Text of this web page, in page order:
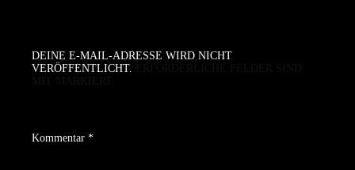
DEINE E-MAIL-ADRESSE WIRD NICHT
VERÖFFENTLICHT.
Kommentar *